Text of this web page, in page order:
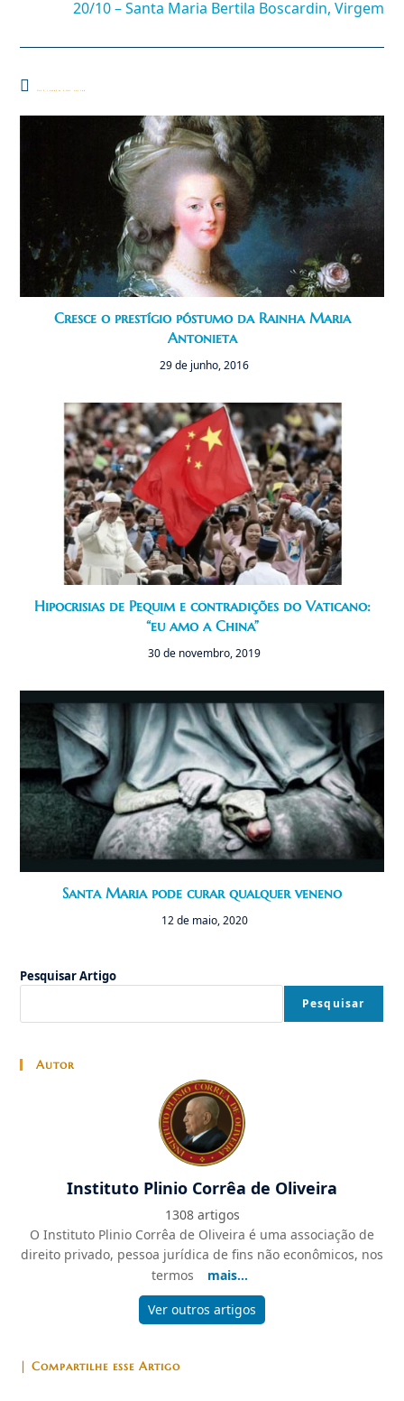
20/10 – Santa Maria Bertila Boscardin, Virgem
Cresce o prestígio póstumo da Rainha Maria
Antonieta
29 de junho, 2016
Hipocrisias de Pequim e contradições do Vaticano:
“eu amo a China”
30 de novembro, 2019
Santa Maria pode curar qualquer veneno
12 de maio, 2020
Pesquisar Artigo
Pesquisar
Autor
Instituto Plinio Corrêa de Oliveira
1308 artigos
O Instituto Plinio Corrêa de Oliveira é uma associação de
direito privado, pessoa jurídica de fins não econômicos, nos
termos
mais...
Ver outros artigos
| Compartilhe esse Artigo